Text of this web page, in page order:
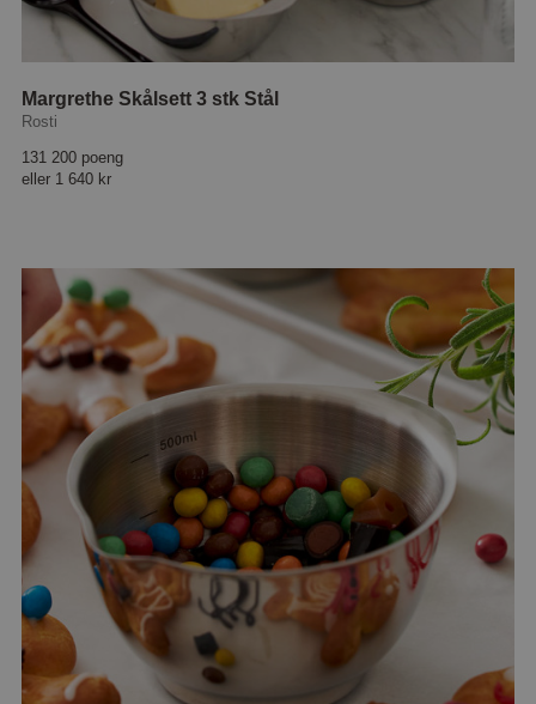
Margrethe Skålsett 3 stk Stål
Rosti
131 200 poeng
eller 1 640 kr